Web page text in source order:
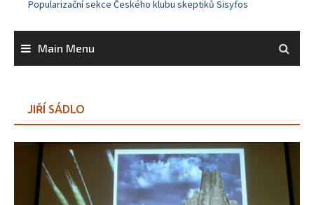
Popularizační sekce Českého klubu skeptiků Sisyfos
Main Menu
JIŘÍ SÁDLO